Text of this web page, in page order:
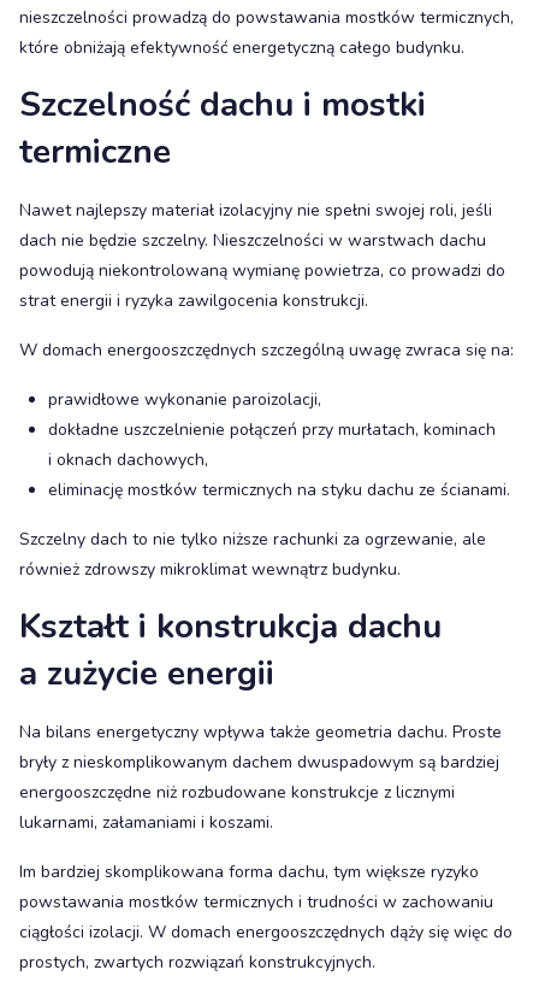
nieszczelności prowadzą do powstawania mostków termicznych,
które obniżają efektywność energetyczną całego budynku.
Szczelność dachu i mostki
termiczne
Nawet najlepszy materiał izolacyjny nie spełni swojej roli, jeśli
dach nie będzie szczelny. Nieszczelności w warstwach dachu
powodują niekontrolowaną wymianę powietrza, co prowadzi do
strat energii i ryzyka zawilgocenia konstrukcji.
W domach energooszczędnych szczególną uwagę zwraca się na:
prawidłowe wykonanie paroizolacji,
dokładne uszczelnienie połączeń przy murłatach, kominach
i oknach dachowych,
eliminację mostków termicznych na styku dachu ze ścianami.
Szczelny dach to nie tylko niższe rachunki za ogrzewanie, ale
również zdrowszy mikroklimat wewnątrz budynku.
Kształt i konstrukcja dachu
a zużycie energii
Na bilans energetyczny wpływa także geometria dachu. Proste
bryły z nieskomplikowanym dachem dwuspadowym są bardziej
energooszczędne niż rozbudowane konstrukcje z licznymi
lukarnami, załamaniami i koszami.
Im bardziej skomplikowana forma dachu, tym większe ryzyko
powstawania mostków termicznych i trudności w zachowaniu
ciągłości izolacji. W domach energooszczędnych dąży się więc do
prostych, zwartych rozwiązań konstrukcyjnych.